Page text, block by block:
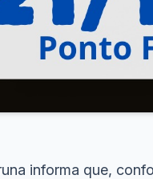
informa que,